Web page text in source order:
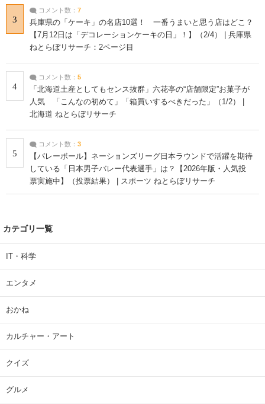
3
コメント数： 7
兵庫県の「ケーキ」の名店10選！ 一番うまいと思う店はどこ？
【7月12日は「デコレーションケーキの日」！】（2/4） | 兵庫県
ねとらぼリサーチ：2ページ目
4
コメント数： 5
「北海道土産としてもセンス抜群」六花亭の“店舗限定”お菓子が
人気 「こんなの初めて」「箱買いするべきだった」（1/2） |
北海道 ねとらぼリサーチ
5
コメント数： 3
【バレーボール】ネーションズリーグ日本ラウンドで活躍を期待
している「日本男子バレー代表選手」は？【2026年版・人気投
票実施中】（投票結果） | スポーツ ねとらぼリサーチ
カテゴリ一覧
IT・科学
エンタメ
おかね
カルチャー・アート
クイズ
グルメ